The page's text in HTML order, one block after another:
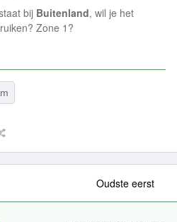
bij Buitenland, wil je het
Zone 1?
Oudste eerst